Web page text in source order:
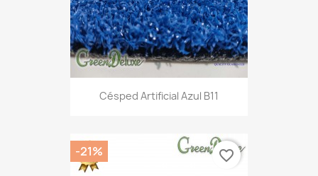
Césped Artificial Azul B11
-21% favorite_border